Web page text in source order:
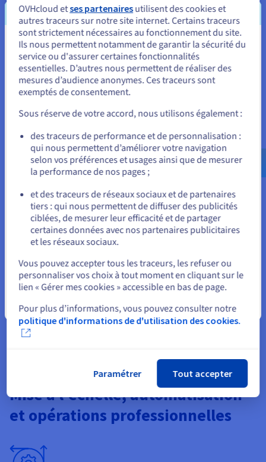
Une forteresse de sécurité impénétrable
Toutes les solutions d'hébergement de serveurs Minecraft
incluent laGame DDoS Protection, conçue spécifiquement
pour le trafic en jeu. Avec plus de 30 profils prédéfinis, la
mitigation est automatique et adaptée au protocole. Les
attaques sont filtrées en temps réel, protégeant la
disponibilité du serveur, les connexions des gamers et la
fiabilité globale du service.
Latence et temps de disponibilité contrôlés
Avec un engagement de niveau de service (SLA) de 99,95 % et
une bande passante garantie de 1 Gbit/s, les serveurs dédiés
temps de disponibilité constant. Les joueurs et joueuses
pointe, les mises à jour de contenu et les événements, tandis
que les opérateurs bénéficient d'un hébergement fiable à
travers les régions.
Mise à l'échelle, automatisation
et opérations professionnelles
Vous semblez être localisé en États-
Unis.
Pour commander, rendez-vous sur le site de votre pays (États-
Unis) et créez un compte.
us.ovhcloud.com/bare-metal Anglais
USD -
$
Rester sur le site actuel
Fermer
OVHcloud etses partenairesutilisent des cookies et
autres traceurs sur notre site internet. Certains traceurs
sont strictement nécessaires au fonctionnement du site.
Ils nous permettent notamment de garantir la sécurité du
service ou d'assurer certaines fonctionnalités
essentielles. D’autres nous permettent de réaliser des
mesures d’audience anonymes. Ces traceurs sont
exemptés de consentement.
Sous réserve de votre accord, nous utilisons également :
des traceurs de performance et de personnalisation :
qui nous permettent d’améliorer votre navigation
selon vos préférences et usages ainsi que de mesurer
la performance de nos pages ;
et des traceurs de réseaux sociaux et de partenaires
tiers : qui nous permettent de diffuser des publicités
ciblées, de mesurer leur efficacité et de partager
certaines données avec nos partenaires publicitaires
et les réseaux sociaux.
Vous pouvez accepter tous les traceurs, les refuser ou
personnaliser vos choix à tout moment en cliquant sur le
lien « Gérer mes cookies » accessible en bas de page.
Pour plus d’informations, vous pouvez consulter notre
politique d'informations de d'utilisation des cookies.
Paramétrer Tout accepter